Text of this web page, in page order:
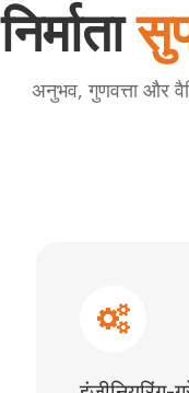
निर्माता
अनुभव, गुणवत्ता और